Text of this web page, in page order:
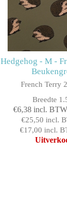
Hedgehog - M -
French Terry
Breedte
€6,38 incl.
€25,50 incl.
€17,00 incl.